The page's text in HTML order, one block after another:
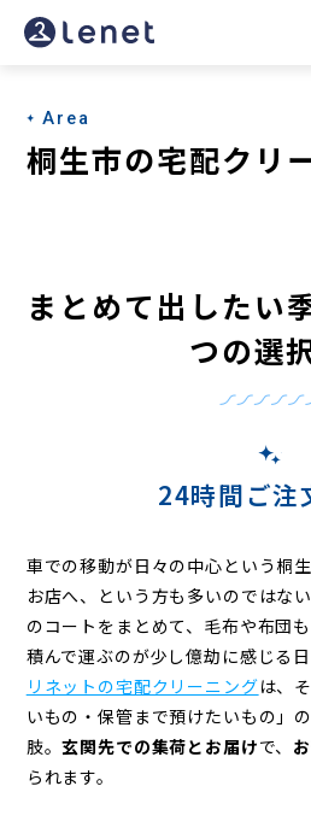
桐
市
の
リ
Area
桐生市の宅配クリ
まとめて出したい
つの選
24時間ご注
車での移動が日々の中心という桐
お店へ、という方も多いのではな
のコートをまとめて、毛布や布団
積んで運ぶのが少し億劫に感じる
リネットの宅配クリーニングは、
いもの・保管まで預けたいもの」
肢。玄関先での集荷とお届けで、
られます。